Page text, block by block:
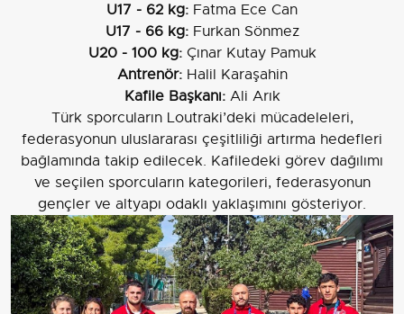
U17 - 62 kg: Fatma Ece Can
U17 - 66 kg:Furkan Sönmez
U20 - 100 kg:Çınar Kutay Pamuk
Antrenör:Halil Karaşahin
Kafile Başkanı:Ali Arık
Türk sporcuların Loutraki’deki mücadeleleri,
federasyonun uluslararası çeşitliliği artırma hedefleri
bağlamında takip edilecek. Kafiledeki görev dağılımı
ve seçilen sporcuların kategorileri, federasyonun
gençler ve altyapı odaklı yaklaşımını gösteriyor.